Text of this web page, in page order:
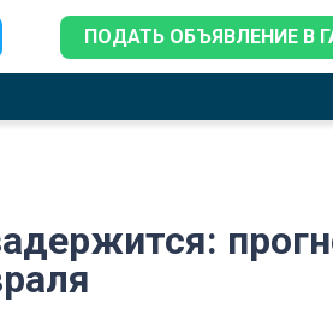
ПОДАТЬ ОБЪЯВЛЕНИЕ В